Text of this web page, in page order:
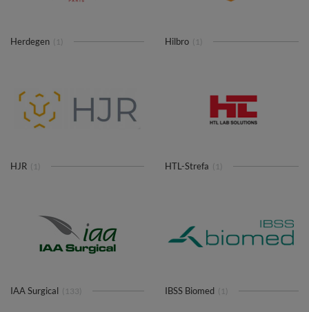
Herdegen (1) Hilbro (1)
HJR (1) HTL-Strefa (1)
IAA Surgical (133) IBSS Biomed (1)